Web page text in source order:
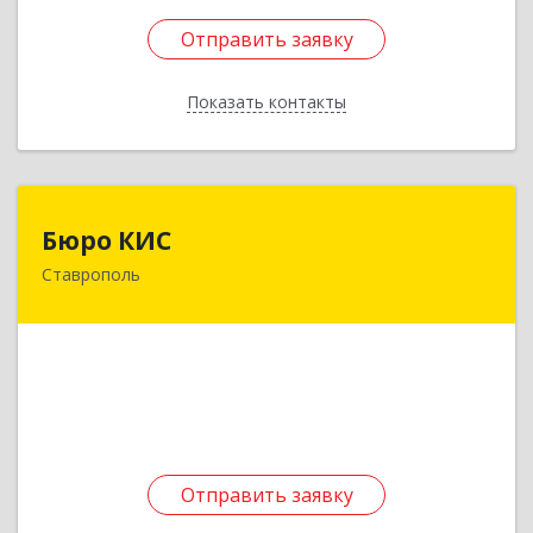
Отправить заявку
Показать контакты
Отправить заявку
Назад
Бюро КИС
Ставрополь
Отправить заявку
355000, Ставропольский край, Ставрополь г,
Отправить заявку